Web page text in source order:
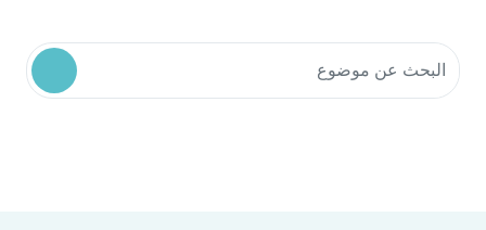
البحث في موارد المجتمع